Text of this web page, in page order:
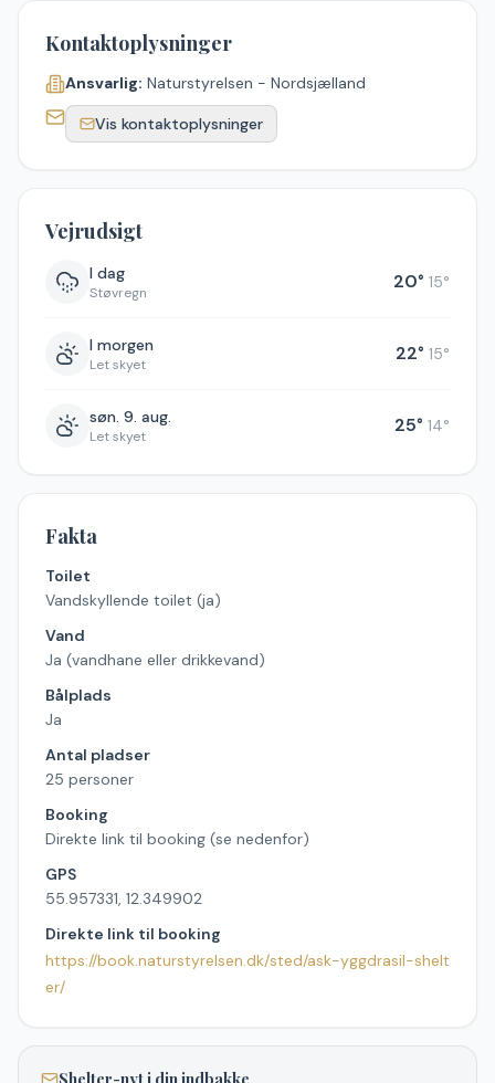
Kontaktoplysninger
Ansvarlig: Naturstyrelsen - Nordsjælland
Vis kontaktoplysninger
Vejrudsigt
I dag
Støvregn 20° 15°
I morgen
Let skyet 22° 15°
søn. 9. aug.
Let skyet 25° 14°
Fakta
Toilet
Vandskyllende toilet (ja)
Vand
Ja (vandhane eller drikkevand)
Bålplads
Ja
Antal pladser
25 personer
Booking
Direkte link til booking (se nedenfor)
GPS
55.957331, 12.349902
Direkte link til booking
https://book.naturstyrelsen.dk/sted/ask-yggdrasil-shelt
er/